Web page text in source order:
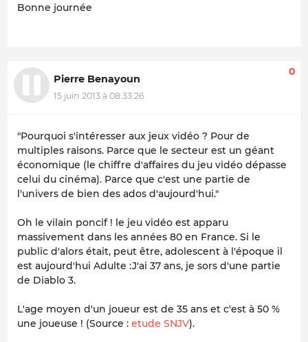
Bonne journée
Pierre Benayoun
15 juin 2013 à 08:33:26
0
"Pourquoi s'intéresser aux jeux vidéo ? Pour de
multiples raisons. Parce que le secteur est un géant
économique (le chiffre d'affaires du jeu vidéo dépasse
celui du cinéma). Parce que c'est une partie de
l'univers de bien des ados d'aujourd'hui."
Oh le vilain poncif ! le jeu vidéo est apparu
massivement dans les années 80 en France. Si le
public d'alors était, peut être, adolescent à l'époque il
est aujourd'hui Adulte :J'ai 37 ans, je sors d'une partie
de Diablo 3.
L'age moyen d'un joueur est de 35 ans et c'est à 50 %
une joueuse ! (Source : etude SNJV).